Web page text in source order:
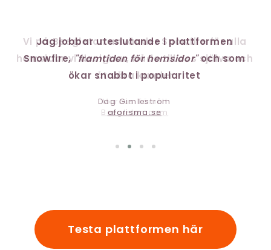
Jag jobbar uteslutande i plattformen
Snowfire,"framtiden för hemsidor"och som
ökar snabbt i popularitet
Dag Gimleström
aforisma.se
Testa plattformen här